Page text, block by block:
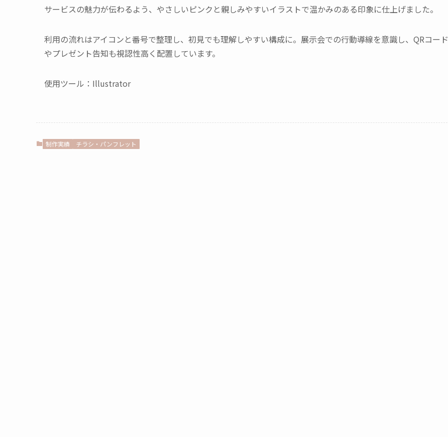
サービスの魅力が伝わるよう、やさしいピンクと親しみやすいイラストで温かみのある印象に仕上げました。
利用の流れはアイコンと番号で整理し、初見でも理解しやすい構成に。展示会での行動導線を意識し、QRコード
やプレゼント告知も視認性高く配置しています。
使用ツール：Illustrator
制作実績 チラシ・パンフレット